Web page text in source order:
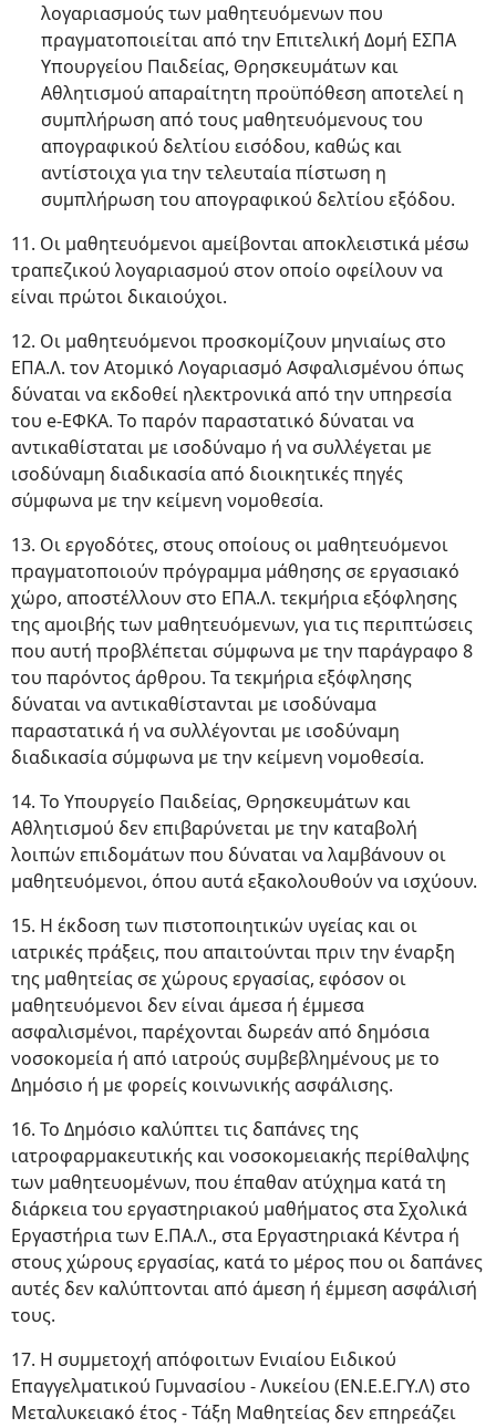
λογαριασμούς των μαθητευόμενων που
πραγματοποιείται από την Επιτελική Δομή ΕΣΠΑ
Υπουργείου Παιδείας, Θρησκευμάτων και
Αθλητισμού απαραίτητη προϋπόθεση αποτελεί η
συμπλήρωση από τους μαθητευόμενους του
απογραφικού δελτίου εισόδου, καθώς και
αντίστοιχα για την τελευταία πίστωση η
συμπλήρωση του απογραφικού δελτίου εξόδου.
11. Οι μαθητευόμενοι αμείβονται αποκλειστικά μέσω
τραπεζικού λογαριασμού στον οποίο οφείλουν να
είναι πρώτοι δικαιούχοι.
12. Οι μαθητευόμενοι προσκομίζουν μηνιαίως στο
ΕΠΑ.Λ. τον Ατομικό Λογαριασμό Ασφαλισμένου όπως
δύναται να εκδοθεί ηλεκτρονικά από την υπηρεσία
του e-ΕΦΚΑ. Το παρόν παραστατικό δύναται να
αντικαθίσταται με ισοδύναμο ή να συλλέγεται με
ισοδύναμη διαδικασία από διοικητικές πηγές
σύμφωνα με την κείμενη νομοθεσία.
13. Οι εργοδότες, στους οποίους οι μαθητευόμενοι
πραγματοποιούν πρόγραμμα μάθησης σε εργασιακό
χώρο, αποστέλλουν στο ΕΠΑ.Λ. τεκμήρια εξόφλησης
της αμοιβής των μαθητευόμενων, για τις περιπτώσεις
που αυτή προβλέπεται σύμφωνα με την παράγραφο 8
του παρόντος άρθρου. Τα τεκμήρια εξόφλησης
δύναται να αντικαθίστανται με ισοδύναμα
παραστατικά ή να συλλέγονται με ισοδύναμη
διαδικασία σύμφωνα με την κείμενη νομοθεσία.
14. Το Υπουργείο Παιδείας, Θρησκευμάτων και
Αθλητισμού δεν επιβαρύνεται με την καταβολή
λοιπών επιδομάτων που δύναται να λαμβάνουν οι
μαθητευόμενοι, όπου αυτά εξακολουθούν να ισχύουν.
15. Η έκδοση των πιστοποιητικών υγείας και οι
ιατρικές πράξεις, που απαιτούνται πριν την έναρξη
της μαθητείας σε χώρους εργασίας, εφόσον οι
μαθητευόμενοι δεν είναι άμεσα ή έμμεσα
ασφαλισμένοι, παρέχονται δωρεάν από δημόσια
νοσοκομεία ή από ιατρούς συμβεβλημένους με το
Δημόσιο ή με φορείς κοινωνικής ασφάλισης.
16. Το Δημόσιο καλύπτει τις δαπάνες της
ιατροφαρμακευτικής και νοσοκομειακής περίθαλψης
των μαθητευομένων, που έπαθαν ατύχημα κατά τη
διάρκεια του εργαστηριακού μαθήματος στα Σχολικά
Εργαστήρια των Ε.ΠΑ.Λ., στα Εργαστηριακά Κέντρα ή
στους χώρους εργασίας, κατά το μέρος που οι δαπάνες
αυτές δεν καλύπτονται από άμεση ή έμμεση ασφάλισή
τους.
17. Η συμμετοχή απόφοιτων Ενιαίου Ειδικού
Επαγγελματικού Γυμνασίου - Λυκείου (ΕΝ.Ε.Ε.ΓΥ.Λ) στο
Μεταλυκειακό έτος - Τάξη Μαθητείας δεν επηρεάζει